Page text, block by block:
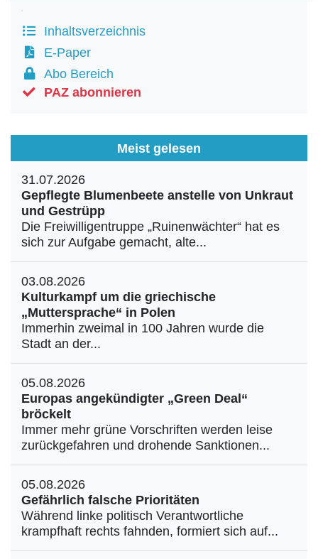
Inhaltsverzeichnis
E-Paper
Abo Bereich
PAZ abonnieren
Meist gelesen
31.07.2026
Gepflegte Blumenbeete anstelle von Unkraut
und Gestrüpp
Die Freiwilligentruppe „Ruinenwächter“ hat es
sich zur Aufgabe gemacht, alte...
03.08.2026
Kulturkampf um die griechische
„Muttersprache“ in Polen
Immerhin zweimal in 100 Jahren wurde die
Stadt an der...
05.08.2026
Europas angekündigter „Green Deal“
bröckelt
Immer mehr grüne Vorschriften werden leise
zurückgefahren und drohende Sanktionen...
05.08.2026
Gefährlich falsche Prioritäten
Während linke politisch Verantwortliche
krampfhaft rechts fahnden, formiert sich auf...